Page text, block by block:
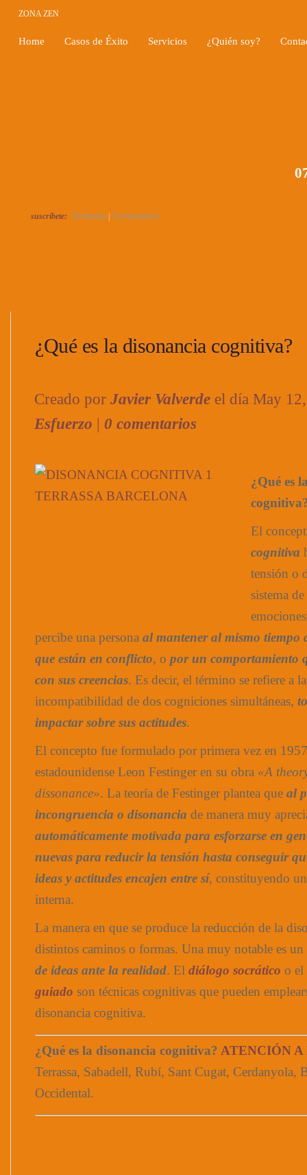
ZONA ZEN
Home Casos de Éxito Servicios ¿Quién soy?
suscríbete: Entradas Comentarios
¿Qué es la disonancia cognitiva?
Creado por Javier Valverde el día May
Esfuerzo | 0 comentarios
¿Qué es
El
cognitiva
tensión o
sistema
percibe una persona al mantener al mismo tiempo
que están en conflicto, o por un comportamiento
con sus creencias. Es decir, el término se refiere a
incompatibilidad de dos cogniciones simultáneas,
impactar sobre sus actitudes.
El concepto fue formulado por primera vez en
estadounidense Leon Festinger en su obra «A
dissonance». La teoría de Festinger plantea que al
incongruencia o disonancia de manera muy
automáticamente motivada para esforzarse en
nuevas para reducir la tensión hasta conseguir
ideas y actitudes encajen entre sí, constituyendo
interna.
La manera en que se produce la reducción de la
distintos caminos o formas. Una muy notable es un
de ideas ante la realidad. El diálogo socrático o el
guiado son técnicas cognitivas que pueden
disonancia cognitiva.
¿Qué es la disonancia cognitiva? ATENCIÓN
Terrassa, Sabadell, Rubí, Sant Cugat, Cerdanyola,
Occidental.